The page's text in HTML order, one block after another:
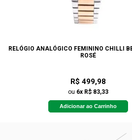
RELÓGIO ANALÓGICO FEMININO CHILLI
ROSÉ
R$ 499,98
ou 6x R$ 83,33
Adicionar ao Carrinho